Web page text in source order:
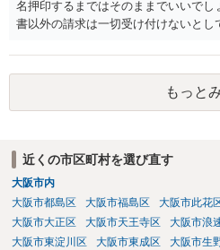
名押印するまではそのままでいいで
書以外の請求は一切受け付けないと
入れてしまっているということなの
撤回したいというのであれば、でき
求について一切応じるつもりがない旨
し入れた合意書は撤回すると明確に示
もっと
近くの市区町村を選び直す
大阪市内
大阪市都島区
大阪市福島区 大阪市此花
大阪市大正区
大阪市天王寺区 大阪市浪
大阪市東淀川区
大阪市東成区 大阪市生